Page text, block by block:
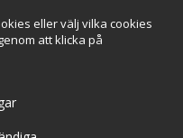
eller välj vilka cookies
att klicka på